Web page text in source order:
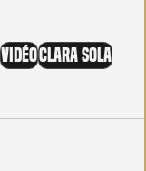
VidéoClara Sola